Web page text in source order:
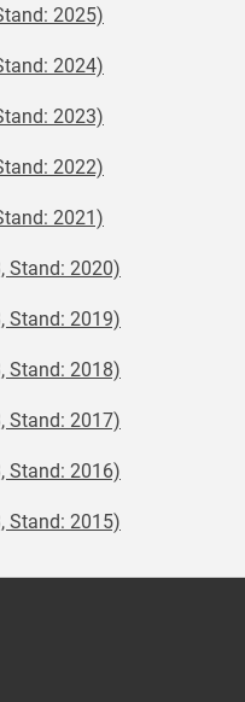
2025)
2024)
2023)
2022)
2021)
Stand: 2020)
Stand: 2019)
Stand: 2018)
Stand: 2017)
Stand: 2016)
Stand: 2015)